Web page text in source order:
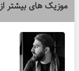
موزیک های بیشتر از